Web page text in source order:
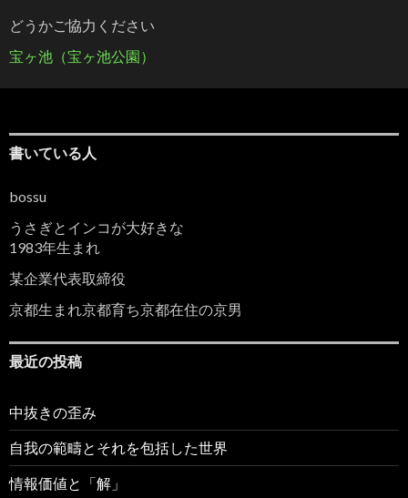
どうかご協力ください
宝ヶ池（宝ヶ池公園）
書いている人
bossu
うさぎとインコが大好きな
1983年生まれ
某企業代表取締役
京都生まれ京都育ち京都在住の京男
最近の投稿
中抜きの歪み
自我の範疇とそれを包括した世界
情報価値と「解」